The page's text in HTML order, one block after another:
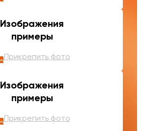
Изображения
примеры
Прикрепить фото
Изображения
примеры
Прикрепить фото